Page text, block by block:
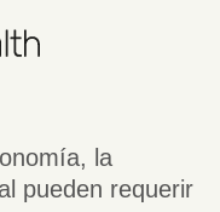
la
pueden requerir